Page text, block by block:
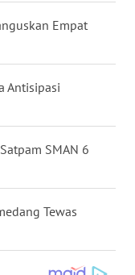
Empat
Antisipasi
SMAN 6
Tewas